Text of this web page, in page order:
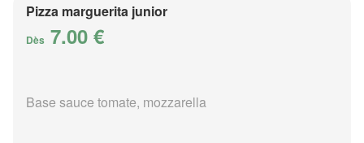
Pizza marguerita junior
Dès 7.00 €
Base sauce tomate, mozzarella